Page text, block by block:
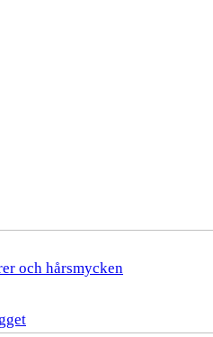
och hårsmycken